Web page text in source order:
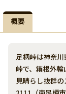
概要
足柄峠は神奈
峠で、箱根外輪
見晴らし抜群